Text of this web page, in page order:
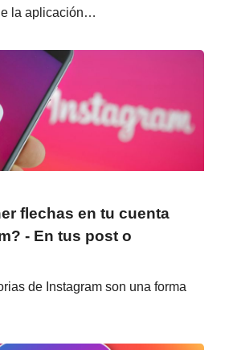
la aplicación…
flechas en tu cuenta
- En tus post o
de Instagram son una forma